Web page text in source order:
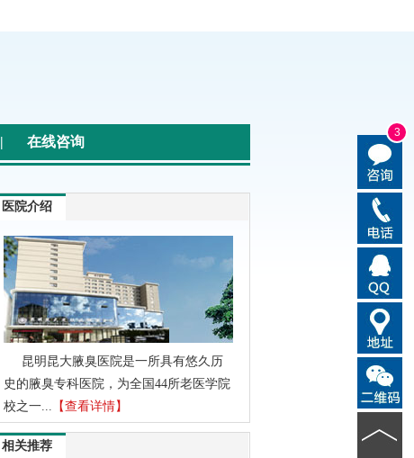
3
| 在线咨询
医院介绍
昆明昆大腋臭医院是一所具有悠久历
史的腋臭专科医院，为全国44所老医学院
校之一... 【查看详情】
相关推荐